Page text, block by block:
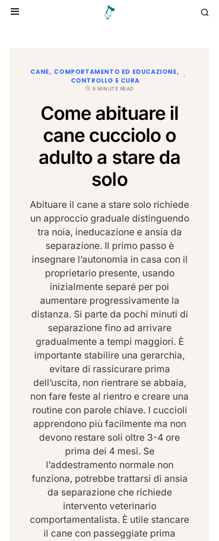
CANE
COMPORTAMENTO ED EDUCAZIONE
CONTROLLO E CURA
9 MINUTE READ
Come abituare il
cane cucciolo o
adulto a stare da
solo
Abituare il cane a stare solo richiede
un approccio graduale distinguendo
tra noia, ineducazione e ansia da
separazione. Il primo passo è
insegnare l’autonomia in casa con il
proprietario presente, usando
inizialmente separé per poi
aumentare progressivamente la
distanza. Si parte da pochi minuti di
separazione fino ad arrivare
gradualmente a tempi maggiori. È
importante stabilire una gerarchia,
evitare di rassicurare prima
dell’uscita, non rientrare se abbaia,
non fare feste al rientro e creare una
routine con parole chiave. I cuccioli
apprendono più facilmente ma non
devono restare soli oltre 3-4 ore
prima dei 4 mesi. Se
l’addestramento normale non
funziona, potrebbe trattarsi di ansia
da separazione che richiede
intervento veterinario
comportamentalista. È utile stancare
il cane con passeggiate prima